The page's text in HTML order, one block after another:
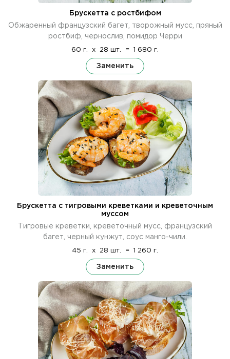
Брускетта с ростбифом
Обжаренный французский багет, творожный мусс, пряный
ростбиф, чернослив, помидор Черри
60 г. x 28 шт. = 1 680 г.
Заменить
Брускетта с тигровыми креветками и креветочным
муссом
Тигровые креветки, креветочный мусс, французский
багет, черный кунжут, соус манго-чили.
45 г. x 28 шт. = 1 260 г.
Заменить